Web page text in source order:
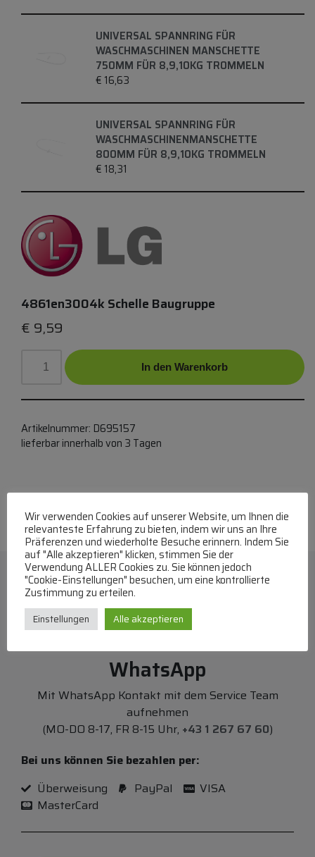
UNIVERSAL SPANNRING FÜR
WASCHMASCHINEN MANSCHETTE
750MM FÜR 8,9,10KG TROMMELN
€ 16,63
UNIVERSAL SPANNRING FÜR
WASCHMASCHINENMANSCHETTE
800MM FÜR 8,9,10KG TROMMELN
€ 18,31
4861en3004k Schelle Baugruppe
€ 9,59
In den Warenkorb
Artikelnummer: D695157
lieferbar innerhalb von 3 Tagen
WhatsApp
Mit WhatsApp Kontakt mit dem Service Team
aufnehmen
(MO-DO 8-17, FR 8-15 Uhr, +43 1 267 67 60)
Bei uns können Sie bezahlen per:
Überweisung
PayPal
VISA
MasterCard
Wir verwenden Cookies auf unserer Website, um Ihnen die
relevanteste Erfahrung zu bieten, indem wir uns an Ihre
Präferenzen und wiederholte Besuche erinnern. Indem Sie
auf "Alle akzeptieren" klicken, stimmen Sie der
Verwendung ALLER Cookies zu. Sie können jedoch
"Cookie-Einstellungen" besuchen, um eine kontrollierte
Zustimmung zu erteilen.
Einstellungen Alle akzeptieren